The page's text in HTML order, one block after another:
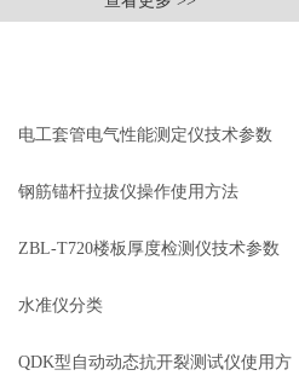
电工套管电气性能测定仪技术参数
钢筋锚杆拉拔仪操作使用方法
ZBL-T720楼板厚度检测仪技术参数
水准仪分类
QDK型自动动态抗开裂测试仪使用方